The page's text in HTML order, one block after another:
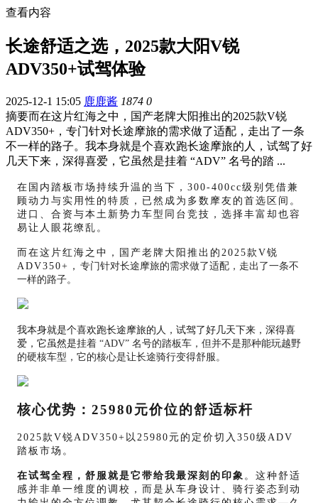
查看内容
长途舒适之选，2025款大阳V锐
ADV350+试驾体验
2025-12-1 15:05 鹿鹿酱 1874 0
摘要而在这片红海之中，国产老牌大阳推出的2025款V锐
ADV350+，专门针对长途摩旅的需求做了适配，走出了一条
不一样的路子。我本身就是个喜欢跑长途摩旅的人，试驾了好
几天下来，深得喜爱，它虽然是挂着 “ADV” 名号的踏 ...
在国内踏板市场持续升温的当下， 300-400cc级别凭借兼
顾动力与实用性的特质，已然成为多数摩友的首选区间。
进口、合资与本土新势力车型同台竞技，选择丰富却也容
易让人眼花缭乱。
而在这片红海之中，国产老牌大阳推出的2025款V锐
ADV350+， 专门针对长途摩旅的需求做了适配，走出了一条不
一样的路子。
我本身就是个喜欢跑长途摩旅的人，试驾了好几天下来，深得喜
爱，它虽然是挂着 “ADV” 名号的踏板车，但并不是那种能玩越野
的硬核车型，它的核心是让长途骑行变得舒服。
核心优势： 25980元价位的舒适标杆
2025款V锐ADV350+以25980元的定价切入350级ADV
踏板市场。
在试驾全程，舒服 就是它 带给我最深刻的 印象 。这种舒适
感并非单一维度的调校，而是从车身设计、骑行姿态到动